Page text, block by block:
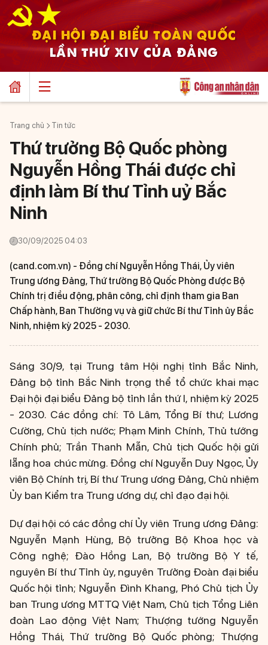
ĐẠI HỘI ĐẠI BIỂU TOÀN QUỐC
LẦN THỨ XIV CỦA ĐẢNG
Trang chủ Tin tức
Thứ trưởng Bộ Quốc phòng
Nguyễn Hồng Thái được chỉ
định làm Bí thư Tỉnh uỷ Bắc
Ninh
30/09/2025 04:03
(cand.com.vn) - Đồng chí Nguyễn Hồng Thái, Ủy viên
Trung ương Đảng, Thứ trưởng Bộ Quốc Phòng được Bộ
Chính trị điều động, phân công, chỉ định tham gia Ban
Chấp hành, Ban Thường vụ và giữ chức Bí thư Tỉnh ủy Bắc
Ninh, nhiệm kỳ 2025 - 2030.
Sáng 30/9, tại Trung tâm Hội nghị tỉnh Bắc Ninh,
Đảng bộ tỉnh Bắc Ninh trọng thể tổ chức khai mạc
Đại hội đại biểu Đảng bộ tỉnh lần thứ I, nhiệm kỳ 2025
- 2030. Các đồng chí: Tô Lâm, Tổng Bí thư; Lương
Cường, Chủ tịch nước; Phạm Minh Chính, Thủ tướng
Chính phủ; Trần Thanh Mẫn, Chủ tịch Quốc hội gửi
lẵng hoa chúc mừng. Đồng chí Nguyễn Duy Ngọc, Ủy
viên Bộ Chính trị, Bí thư Trung ương Đảng, Chủ nhiệm
Ủy ban Kiểm tra Trung ương dự, chỉ đạo đại hội.
Dự đại hội có các đồng chí Ủy viên Trung ương Đảng:
Nguyễn Mạnh Hùng, Bộ trưởng Bộ Khoa học và
Công nghệ; Đào Hồng Lan, Bộ trưởng Bộ Y tế,
nguyên Bí thư Tỉnh ủy, nguyên Trưởng Đoàn đại biểu
Quốc hội tỉnh; Nguyễn Đình Khang, Phó Chủ tịch Ủy
ban Trung ương MTTQ Việt Nam, Chủ tịch Tổng Liên
đoàn Lao động Việt Nam; Thượng tướng Nguyễn
Hồng Thái, Thứ trưởng Bộ Quốc phòng; Thượng